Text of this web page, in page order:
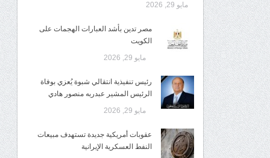
مايو 29, 2026
مصر تدين بأشد العبارات الهجمات على
الكويت
مايو 29, 2026
رئيس تنفيذية انتقالي شبوة يُعزي بوفاة
الرئيس المشير عبدربه منصور هادي
مايو 29, 2026
عقوبات أمريكية جديدة تستهدف مبيعات
النفط العسكرية الإيرانية